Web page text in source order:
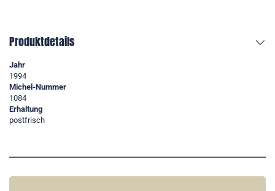
Produktdetails
Jahr
1994
Michel-Nummer
1084
Erhaltung
postfrisch